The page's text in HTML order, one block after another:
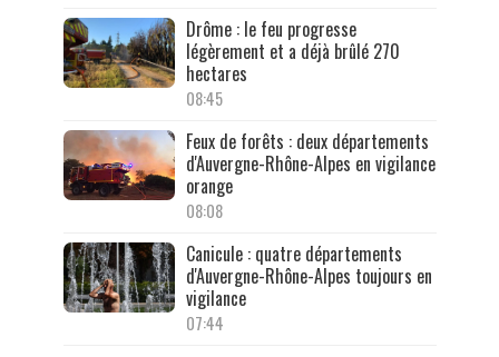
Drôme : le feu progresse
légèrement et a déjà brûlé 270
hectares
08:45
Feux de forêts : deux départements
d'Auvergne-Rhône-Alpes en vigilance
orange
08:08
Canicule : quatre départements
d'Auvergne-Rhône-Alpes toujours en
vigilance
07:44